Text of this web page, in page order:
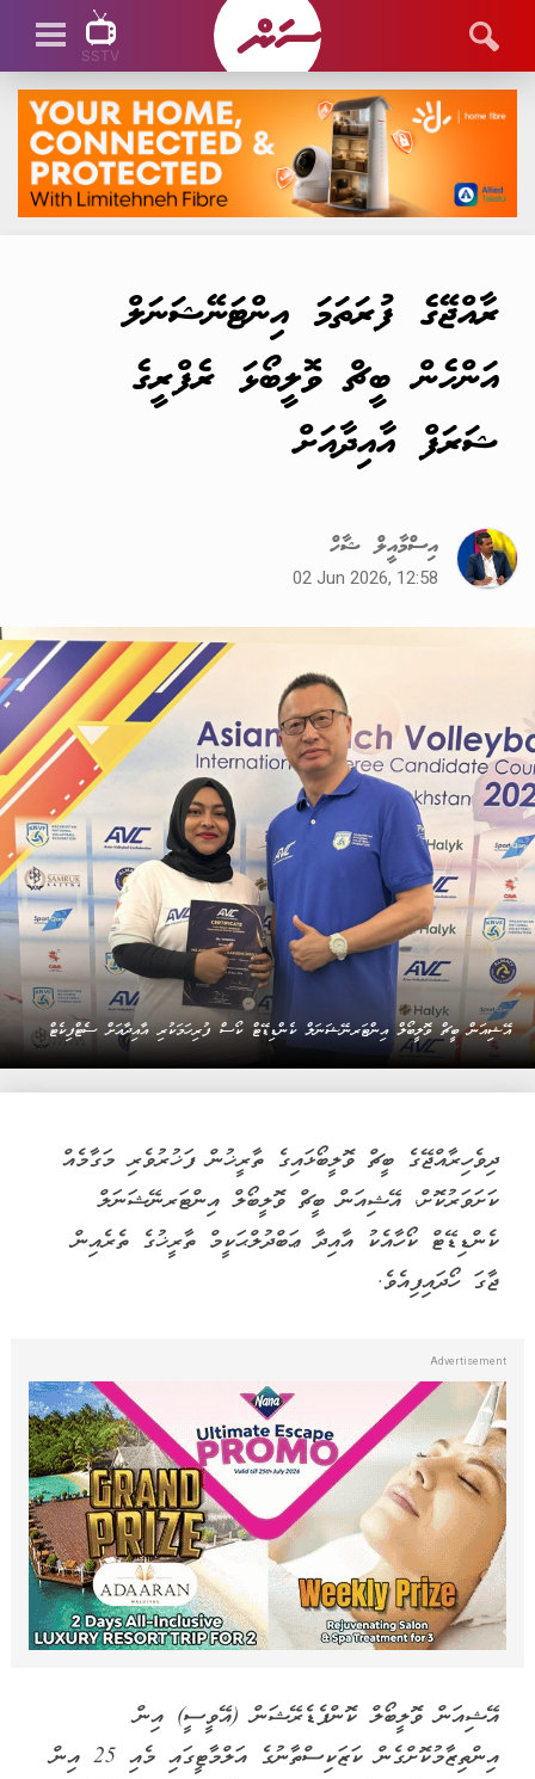
SSTV
SSTV LIVE
ރާއްޖޭގެ ފުރަތަމަ އިންޓަނޭޝަނަލް
އަންހެން ބީޗް ވޮލީބޯޅަ ރެފްރީގެ
ޝަރަފް އާއިދާއަށް
އިސްމާއީލް ޝާހް
02 Jun 2026, 12:58
އޭޝިއަން ބީޗް ވޮލީބޯލް އިންޓަރނޭޝަނަލް ކެންޑިޑޭޓް ކޯސް ފުރިހަމަކުރި އާއިދާއަށް ސެޓްފިކެޓް
ދިވެހިރާއްޖޭގެ ބީޗް ވޮލީބޯޅައިގެ ތާރީޚުން ފަޚުރުވެރި މަގާމެއް
ކަށަވަރުކޮށް، އޭޝިއަން ބީޗް ވޮލީބޯލް އިންޓަރނޭޝަނަލް
ކެންޑިޑޭޓް ކޯހާއެކު އާއިދާ ޢަބްދުލްޙަކީމް ތާރީޚުގެ ތެރެއިން
ޖާގަ ހޯދައިފިއެވެ.
އޭޝިއަން ވޮލީބޯލް ކޮންފެޑެރޭޝަން (އޭވީސީ) އިން
އިންތިޒާމުކޮށްގެން ކަޒަކިސްތާނުގެ އަލްމާޓީގައި މެއި 25 އިން